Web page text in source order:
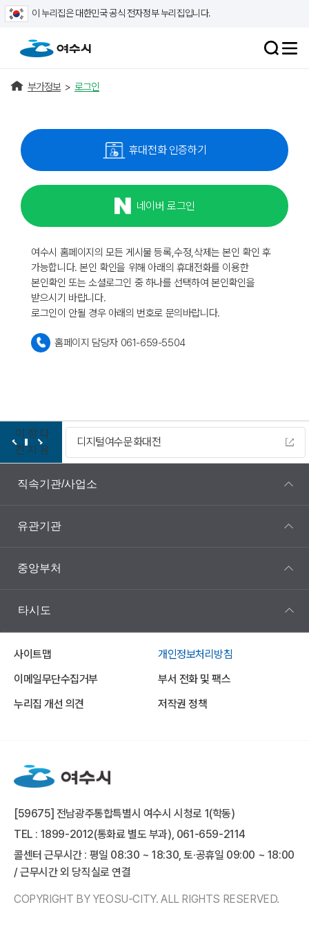
이 누리집은 대한민국 공식 전자정부 누리집입니다.
부가정보 > 로그인
휴대전화 인증하기
네이버 로그인
여수시 홈페이지의 모든 게시물 등록,수정,삭제는 본인 확인 후
가능합니다. 본인 확인을 위해 아래의 휴대전화를 이용한
본인확인 또는 소셜로그인 중 하나를 선택하여 본인확인을
받으시기 바랍니다.
로그인이 안될 경우 아래의 번호로 문의바랍니다.
홈페이지 담당자 061-659-5504
이
전
정
지
다
음
디지털여수문화대전
직속기관/사업소
유관기관
중앙부처
타시도
사이트맵
개인정보처리방침
이메일무단수집거부
부서 전화 및 팩스
누리집 개선 의견
저작권 정책
[59675] 전남광주통합특별시 여수시 시청로 1(학동)
TEL : 1899-2012(통화료 별도 부과), 061-659-2114
콜센터 근무시간 : 평일 08:30 ~ 18:30, 토·공휴일 09:00 ~ 18:00
/ 근무시간 외 당직실로 연결
COPYRIGHT BY YEOSU-CITY. ALL RIGHTS RESERVED.